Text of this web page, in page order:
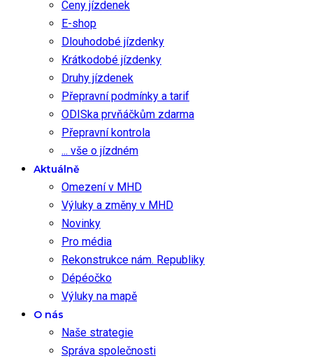
Ceny jízdenek
E-shop
Dlouhodobé jízdenky
Krátkodobé jízdenky
Druhy jízdenek
Přepravní podmínky a tarif
ODISka prvňáčkům zdarma
Přepravní kontrola
... vše o jízdném
Aktuálně
Omezení v MHD
Výluky a změny v MHD
Novinky
Pro média
Rekonstrukce nám. Republiky
Dépéočko
Výluky na mapě
O nás
Naše strategie
Správa společnosti